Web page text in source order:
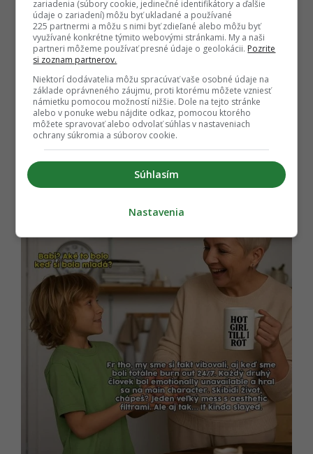
EMEFKA
2. Je to roztomilé, keď starí ľudia
používajú výrazy z čias keď boli mladí
zariadenia (súbory cookie, jedinečné identifikátory a ďalšie
údaje o zariadení) môžu byť ukladané a používané
225 partnermi a môžu s nimi byť zdieľané alebo môžu byť
využívané konkrétne týmito webovými stránkami. My a naši
partneri môžeme používať presné údaje o geolokácii. Pozrite
si zoznam partnerov.
Niektorí dodávatelia môžu spracúvať vaše osobné údaje na
základe oprávneného záujmu, proti ktorému môžete vzniesť
námietku pomocou možností nižšie. Dole na tejto stránke
alebo v ponuke webu nájdite odkaz, pomocou ktorého
môžete spravovať alebo odvolať súhlas v nastaveniach
ochrany súkromia a súborov cookie.
Súhlasím
Nastavenia